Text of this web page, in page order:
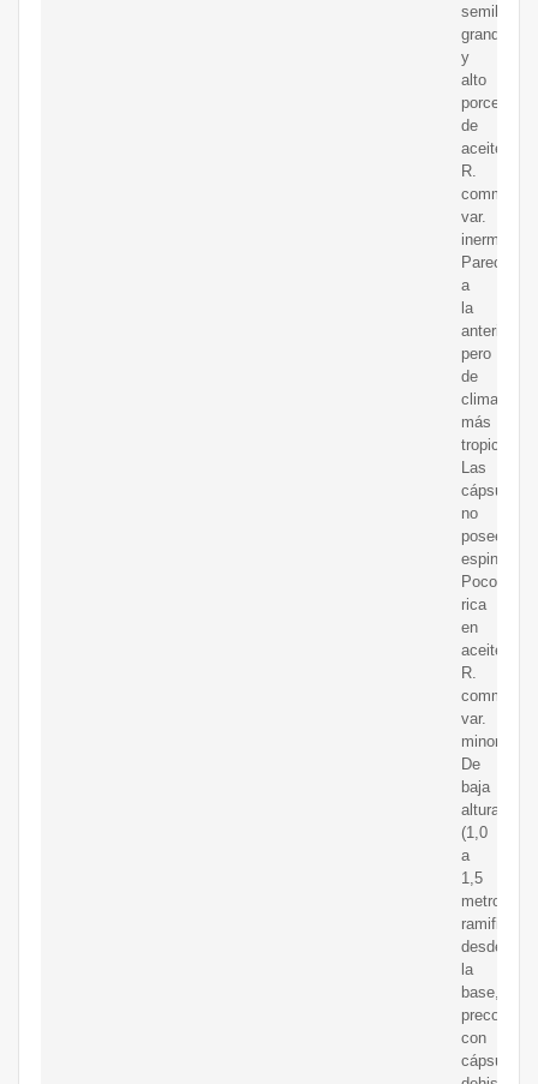
semillas
grandes
y
alto
porcentaje
de
aceite.
R.
communis
var.
inermis:
Parecida
a
la
anterior
pero
de
clima
más
tropical.
Las
cápsulas
no
poseen
espinas.
Poco
rica
en
aceite.
R.
communis
var.
minor:
De
baja
altura
(1,0
a
1,5
metros),
ramificada
desde
la
base,
precoz,
con
cápsulas